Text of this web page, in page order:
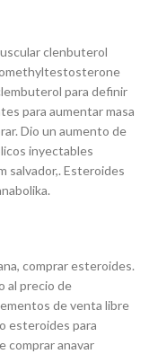
clenbuterol
para definir
para aumentar masa
Dio un aumento de
inyectables
salvador,. Esteroides
comprar esteroides.
al precio de
de venta libre
esteroides para
comprar anavar